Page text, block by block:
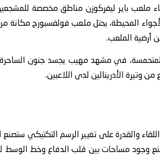
المحيطة، يحتل ملعب فولفسبورج مكانة
أرضية الملعب.
في مشهد مهيب يجسد جنون
وتيرة الأدرينالين لدى اللاعبين.
اللقاء والقدرة على تغيير الرسم التكتيكي
وجود مساحات بين قلب الدفاع وخط